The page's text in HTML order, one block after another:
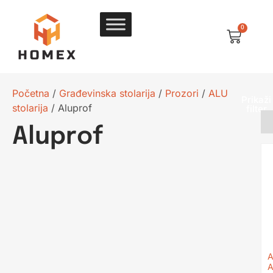
0
Početna / Građevinska stolarija / Prozori / ALU
stolarija / Aluprof
Aluprof
filter